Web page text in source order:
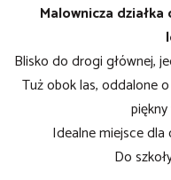
Malownicza
Blisko do drogi głównej,
Tuż obok las,oddalone
Idealne miejsce
Do